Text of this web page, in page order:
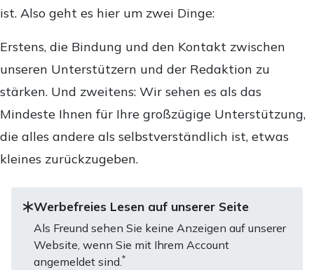
ist. Also geht es hier um zwei Dinge:
Erstens, die Bindung und den Kontakt zwischen
unseren Unterstützern und der Redaktion zu
stärken. Und zweitens: Wir sehen es als das
Mindeste Ihnen für Ihre großzügige Unterstützung,
die alles andere als selbstverständlich ist, etwas
kleines zurückzugeben.
Werbefreies Lesen auf unserer Seite
Als Freund sehen Sie keine Anzeigen auf unserer
Website, wenn Sie mit Ihrem Account
angemeldet sind.*